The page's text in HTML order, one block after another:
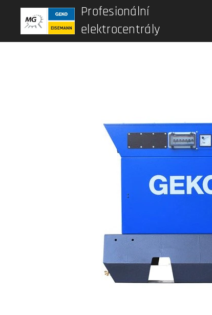
Profesionální
elektrocentrály